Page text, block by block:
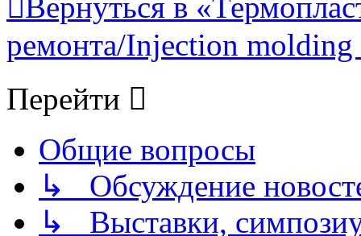
Вернуться в
ремонта/Injection molding
Перейти
Общие вопросы
↳ Обсуждение
↳ Выставки,